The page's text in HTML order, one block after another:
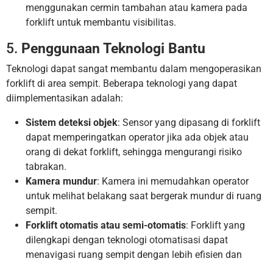
menggunakan cermin tambahan atau kamera pada
forklift untuk membantu visibilitas.
5. Penggunaan Teknologi Bantu
Teknologi dapat sangat membantu dalam mengoperasikan
forklift di area sempit. Beberapa teknologi yang dapat
diimplementasikan adalah:
Sistem deteksi objek: Sensor yang dipasang di forklift
dapat memperingatkan operator jika ada objek atau
orang di dekat forklift, sehingga mengurangi risiko
tabrakan.
Kamera mundur: Kamera ini memudahkan operator
untuk melihat belakang saat bergerak mundur di ruang
sempit.
Forklift otomatis atau semi-otomatis: Forklift yang
dilengkapi dengan teknologi otomatisasi dapat
menavigasi ruang sempit dengan lebih efisien dan